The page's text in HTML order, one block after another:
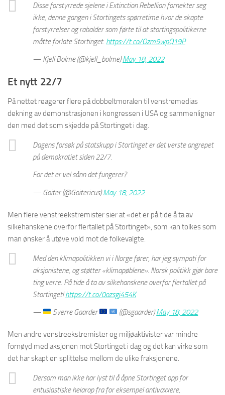
Disse forstyrrede sjelene i Extinction Rebellion fornekter seg
ikke, denne gangen i Stortingets spørretime hvor de skapte
forstyrrelser og rabalder som førte til at stortingspolitikerne
måtte forlate Stortinget. https://t.co/Ozm9wpQ19P
— Kjell Bolme (@kjell_bolme)May 18, 2022
Et nytt 22/7
På nettet reagerer flere på dobbeltmoralen til venstremedias
dekning av demonstrasjonen i kongressen i USA og sammenligner
den med det som skjedde på Stortinget i dag.
Dagens forsøk på statskupp i Stortinget er det verste angrepet
på demokratiet siden 22/7.
For det er vel sånn det fungerer?
— Goiter (@Goitericus)May 18, 2022
Men flere venstreekstremister sier at «det er på tide å ta av
silkehanskene overfor flertallet på Stortinget», som kan tolkes som
man ønsker å utøve vold mot de folkevalgte.
Med den klimapolitikken vi i Norge fører, har jeg sympati for
aksjonistene, og støtter «klimapøblene». Norsk politikk gjør bare
ting verre. På tide å ta av silkehanskene overfor flertallet på
Stortinget!https://t.co/0ozsgj454K
—
Sverre Gaarder (@sgaarder)May 18, 2022
Men andre venstreekstremister og miljøaktivister var mindre
fornøyd med aksjonen mot Stortinget i dag og det kan virke som
det har skapt en splittelse mellom de ulike fraksjonene.
Dersom man ikke har lyst til å åpne Stortinget opp for
entusiastiske heiarop fra for eksempel antivaxxere,